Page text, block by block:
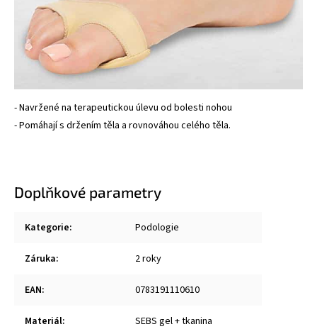
- Navržené na terapeutickou úlevu od bolesti nohou
- Pomáhají s držením těla a rovnováhou celého těla.
Doplňkové parametry
Kategorie: Podologie
Záruka: 2 roky
EAN: 0783191110610
Materiál: SEBS gel + tkanina